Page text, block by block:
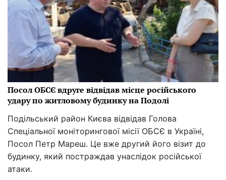
Посол ОБСЄ вдруге відвідав місце російського
удару по житловому будинку на Подолі
Подільський район Києва відвідав Голова
Спеціальної моніторингової місії ОБСЄ в Україні,
Посол Петр Мареш. Це вже другий його візит до
будинку, який постраждав унаслідок російської
атаки.